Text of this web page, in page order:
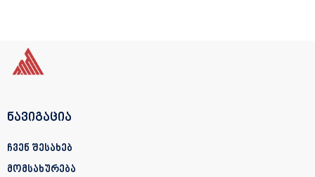
ნავიგაცია
ჩვენ შესახებ
მომსახურება